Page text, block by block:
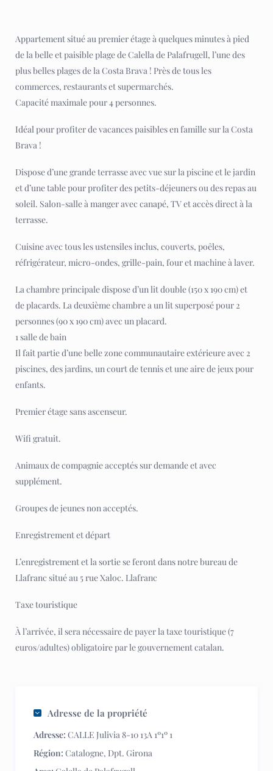
Appartement situé au premier étage à quelques minutes à pied
de la belle et paisible plage de Calella de Palafrugell, l’une des
plus belles plages de la Costa Brava ! Près de tous les
commerces, restaurants et supermarchés.
Capacité maximale pour 4 personnes.
Idéal pour profiter de vacances paisibles en famille sur la Costa
Brava !
Dispose d’une grande terrasse avec vue sur la piscine et le jardin
et d’une table pour profiter des petits-déjeuners ou des repas au
soleil. Salon-salle à manger avec canapé, TV et accès direct à la
terrasse.
Cuisine avec tous les ustensiles inclus, couverts, poêles,
réfrigérateur, micro-ondes, grille-pain, four et machine à laver.
La chambre principale dispose d’un lit double (150 x 190 cm) et
de placards. La deuxième chambre a un lit superposé pour 2
personnes (90 x 190 cm) avec un placard.
1 salle de bain
Il fait partie d’une belle zone communautaire extérieure avec 2
piscines, des jardins, un court de tennis et une aire de jeux pour
enfants.
Premier étage sans ascenseur.
Wifi gratuit.
Animaux de compagnie acceptés sur demande et avec
supplément.
Groupes de jeunes non acceptés.
Enregistrement et départ
L’enregistrement et la sortie se feront dans notre bureau de
Llafranc situé au 5 rue Xaloc. Llafranc
Taxe touristique
À l’arrivée, il sera nécessaire de payer la taxe touristique (7
euros/adultes) obligatoire par le gouvernement catalan.
Adresse de la propriété
Adresse: CALLE Julivia 8-10 13A 1º1º 1
Région: Catalogne, Dpt. Girona